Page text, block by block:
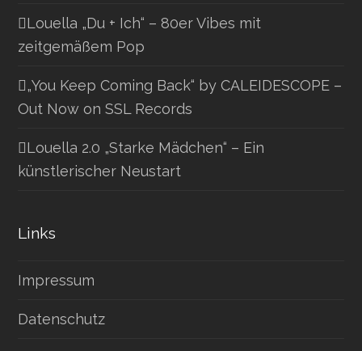
Louella „Du + Ich“ – 80er Vibes mit
zeitgemäßem Pop
„You Keep Coming Back“ by CALEIDESCOPE –
Out Now on SSL Records
Louella 2.0 „Starke Mädchen“ – Ein
künstlerischer Neustart
Links
Impressum
Datenschutz